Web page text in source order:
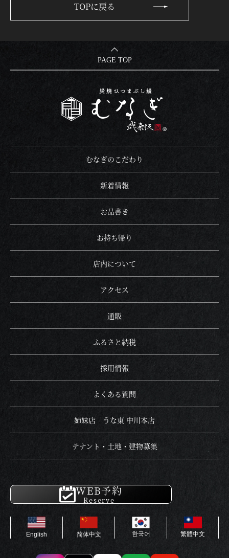
電話番号
052-253-6266
052-253-6266
昼11:00-夜23:00 (ラストオーダー22:30)
年中無休
松坂屋 本館から徒歩5分
矢場町駅徒歩5分、栄駅徒歩9分、矢場町駅か
ら342m
駐車場
なし：当店に駐車場はございません。近隣の
コインパーキングをご利用下さいませ。
TOPに戻る
PAGE TOP
むなぎのこだわり
新着情報
お品書き
お持ち帰り
店内について
アクセス
通販
ふるさと納税
採用情報
よくある質問
姉妹店 うな東 中川本店
テナント・土地・建物募集
WEB予約
Reserve
English 简体中文 한국어 繁體中文